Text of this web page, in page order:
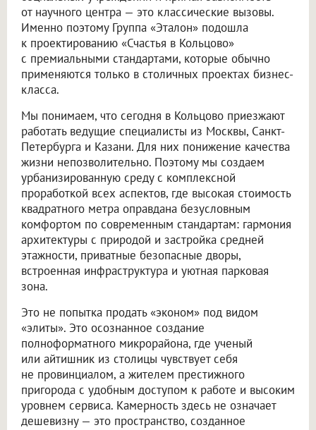
от научного центра — это классические вызовы.
Именно поэтому Группа «Эталон» подошла
к проектированию «Счастья в Кольцово»
с премиальными стандартами, которые обычно
применяются только в столичных проектах бизнес-
класса.
Мы понимаем, что сегодня в Кольцово приезжают
работать ведущие специалисты из Москвы, Санкт-
Петербурга и Казани. Для них понижение качества
жизни непозволительно. Поэтому мы создаем
урбанизированную среду с комплексной
проработкой всех аспектов, где высокая стоимость
квадратного метра оправдана безусловным
комфортом по современным стандартам: гармония
архитектуры с природой и застройка средней
этажности, приватные безопасные дворы,
встроенная инфраструктура и уютная парковая
зона.
Это не попытка продать «эконом» под видом
«элиты». Это осознанное создание
полноформатного микрорайона, где ученый
или айтишник из столицы чувствует себя
не провинциалом, а жителем престижного
пригорода с удобным доступом к работе и высоким
уровнем сервиса. Камерность здесь не означает
дешевизну — это пространство, созданное